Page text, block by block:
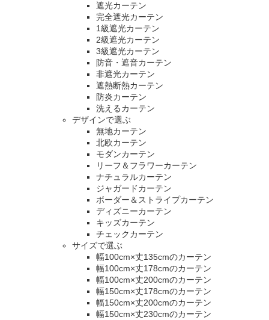
遮光カーテン
完全遮光カーテン
1級遮光カーテン
2級遮光カーテン
3級遮光カーテン
防音・遮音カーテン
非遮光カーテン
遮熱断熱カーテン
防炎カーテン
洗えるカーテン
デザインで選ぶ
無地カーテン
北欧カーテン
モダンカーテン
リーフ＆フラワーカーテン
ナチュラルカーテン
ジャガードカーテン
ボーダー＆ストライプカーテン
ディズニーカーテン
キッズカーテン
チェックカーテン
サイズで選ぶ
幅100cm×丈135cmのカーテン
幅100cm×丈178cmのカーテン
幅100cm×丈200cmのカーテン
幅150cm×丈178cmのカーテン
幅150cm×丈200cmのカーテン
幅150cm×丈230cmのカーテン